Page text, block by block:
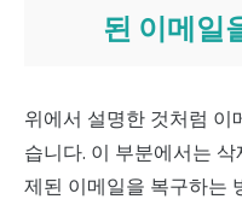
된 이메일
위에서 설명한 것처럼 이
습니다. 이 부분에서는
제된 이메일을 복구하는